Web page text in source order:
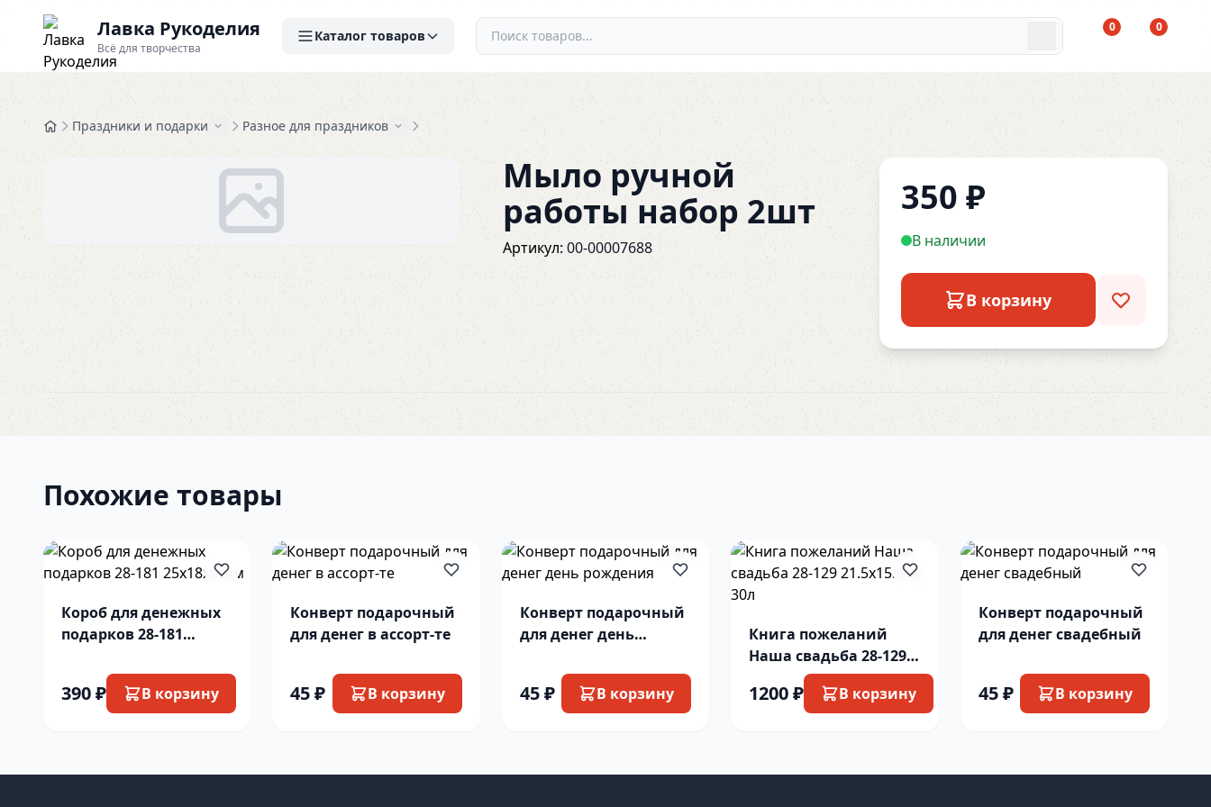
Лавка Рукоделия
Всё для творчества
Каталог товаров
0 0
Праздники и подарки Разное для праздников
Мыло ручной
работы набор 2шт
Артикул:00-00007688
350 ₽
В наличии
В корзину
Похожие товары
Короб для денежных
подарков 28-181
390 ₽ В корзину
Конверт подарочный
для денег в ассорт-те
45 ₽ В корзину
Конверт подарочный
для денег день
45 ₽ В корзину
Книга пожеланий
Наша свадьба 28-129
21.5х15.5см 30л
1200 ₽ В корзину
Конверт подарочный
для денег свадебный
45 ₽ В корзину